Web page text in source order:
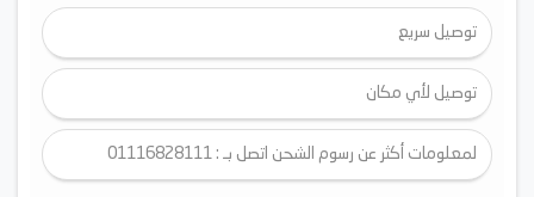
توصيل سريع
توصيل لأي مكان
لمعلومات أكثر عن رسوم الشحن اتصل بـ : 01116828111